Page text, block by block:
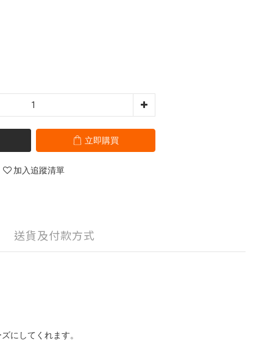
立即購買
加入追蹤清單
送貨及付款方式
にしてくれます。